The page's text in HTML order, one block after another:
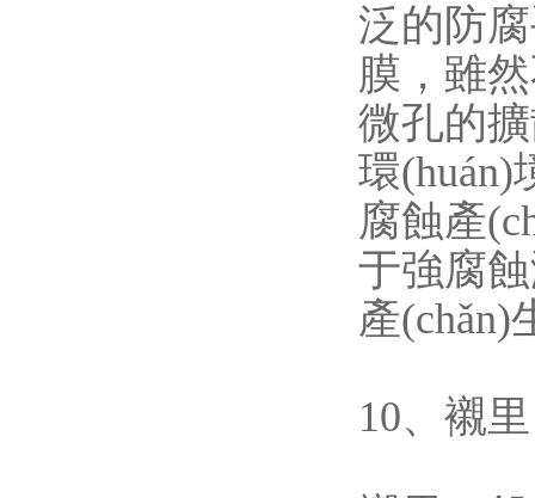
泛的防腐
膜，雖
微孔的擴
環(huán)境
腐蝕產
于強腐蝕
產(chǎn)
10、襯里